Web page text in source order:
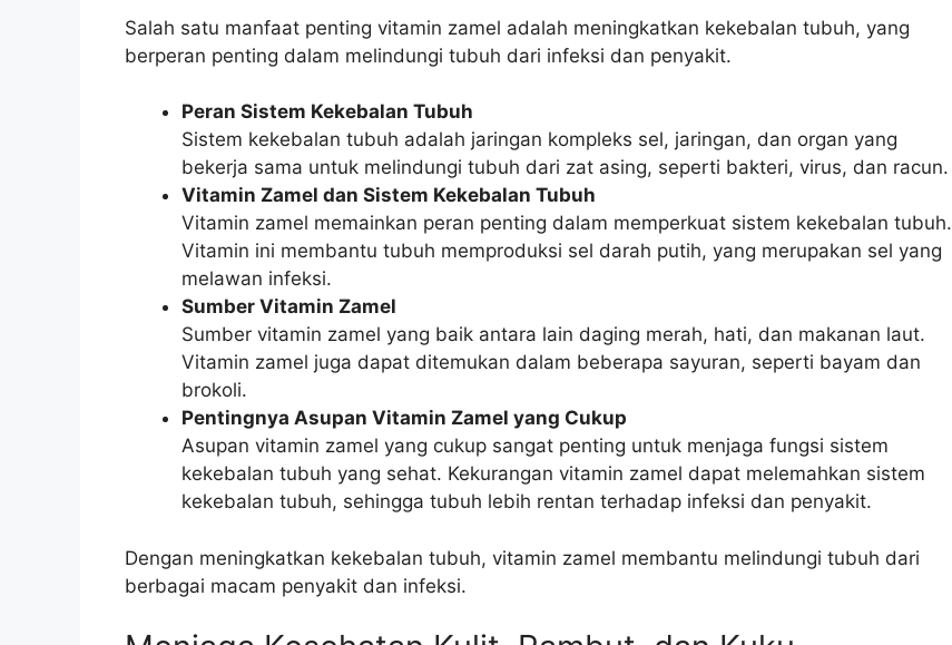
Salah satu manfaat penting vitamin zamel adalah meningkatkan kekebalan tubuh, yang
berperan penting dalam melindungi tubuh dari infeksi dan penyakit.
Peran Sistem Kekebalan Tubuh
Sistem kekebalan tubuh adalah jaringan kompleks sel, jaringan, dan organ yang
bekerja sama untuk melindungi tubuh dari zat asing, seperti bakteri, virus, dan racun.
Vitamin Zamel dan Sistem Kekebalan Tubuh
Vitamin zamel memainkan peran penting dalam memperkuat sistem kekebalan tubuh.
Vitamin ini membantu tubuh memproduksi sel darah putih, yang merupakan sel yang
melawan infeksi.
Sumber Vitamin Zamel
Sumber vitamin zamel yang baik antara lain daging merah, hati, dan makanan laut.
Vitamin zamel juga dapat ditemukan dalam beberapa sayuran, seperti bayam dan
brokoli.
Pentingnya Asupan Vitamin Zamel yang Cukup
Asupan vitamin zamel yang cukup sangat penting untuk menjaga fungsi sistem
kekebalan tubuh yang sehat. Kekurangan vitamin zamel dapat melemahkan sistem
kekebalan tubuh, sehingga tubuh lebih rentan terhadap infeksi dan penyakit.
Dengan meningkatkan kekebalan tubuh, vitamin zamel membantu melindungi tubuh dari
berbagai macam penyakit dan infeksi.